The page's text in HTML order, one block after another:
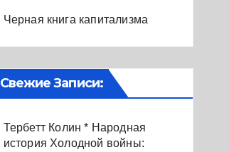
Черная книга капитализма
Свежие Записи:
Тербетт Колин * Народная
история Холодной войны: